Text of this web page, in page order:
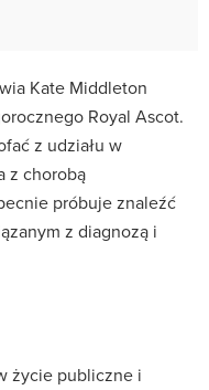
Kate Middleton
Royal Ascot.
z udziału w
z chorobą
próbuje znaleźć
z diagnozą i
życie publiczne i